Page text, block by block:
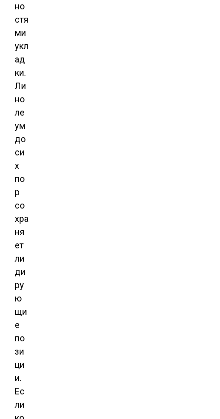
но
стя
ми
укл
ад
ки.
Ли
но
ле
ум
до
си
х
по
р
со
хра
ня
ет
ли
ди
ру
ю
щи
е
по
зи
ци
и.
Ес
ли